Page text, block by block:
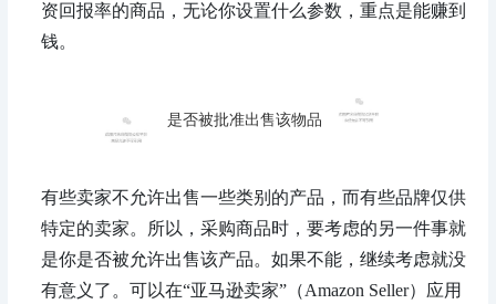
资回报率的商品，无论你设置什么参数，重点是能赚到
钱。
是否被批准出售该物品
有些卖家不允许出售一些类别的产品，而有些品牌仅供
特定的卖家。所以，采购商品时，要考虑的另一件事就
是你是否被允许出售该产品。如果不能，继续考虑就没
有意义了。可以在“亚马逊卖家”（Amazon Seller）应用